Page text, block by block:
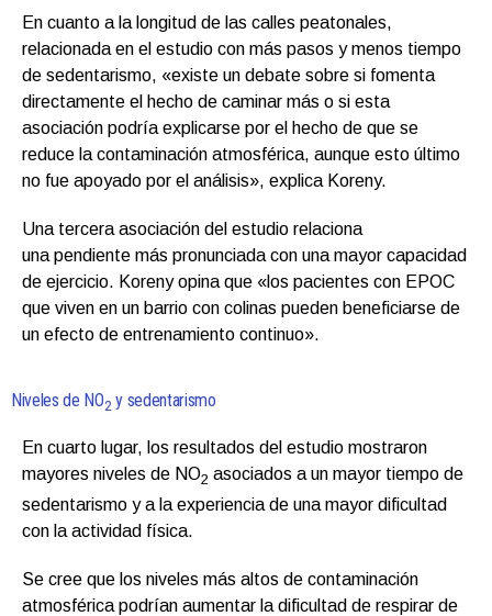
En cuanto a la longitud de las calles peatonales,
relacionada en el estudio con más pasos y menos tiempo
de sedentarismo, «existe un debate sobre si fomenta
directamente el hecho de caminar más o si esta
asociación podría explicarse por el hecho de que se
reduce la contaminación atmosférica, aunque esto último
no fue apoyado por el análisis», explica Koreny.
Una tercera asociación del estudio relaciona
una pendiente más pronunciada con una mayor capacidad
de ejercicio. Koreny opina que «los pacientes con EPOC
que viven en un barrio con colinas pueden beneficiarse de
un efecto de entrenamiento continuo».
Niveles de NO2 y sedentarismo
En cuarto lugar, los resultados del estudio mostraron
mayores niveles de NO2 asociados a un mayor tiempo de
sedentarismo y a la experiencia de una mayor dificultad
con la actividad física.
Se cree que los niveles más altos de contaminación
atmosférica podrían aumentar la dificultad de respirar de